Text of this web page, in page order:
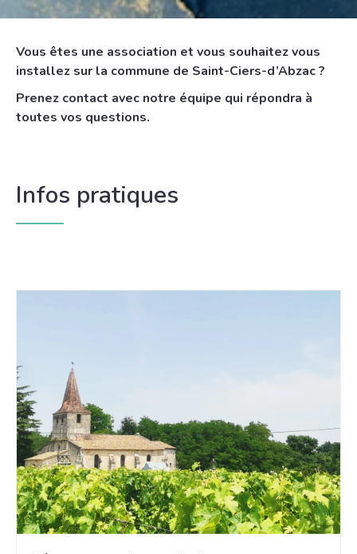
Vous êtes une association et vous souhaitez vous
installez sur la commune de Saint-Ciers-d’Abzac ?
Prenez contact avec notre équipe qui répondra à
toutes vos questions.
Infos pratiques